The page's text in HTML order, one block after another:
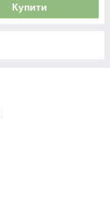
Купити